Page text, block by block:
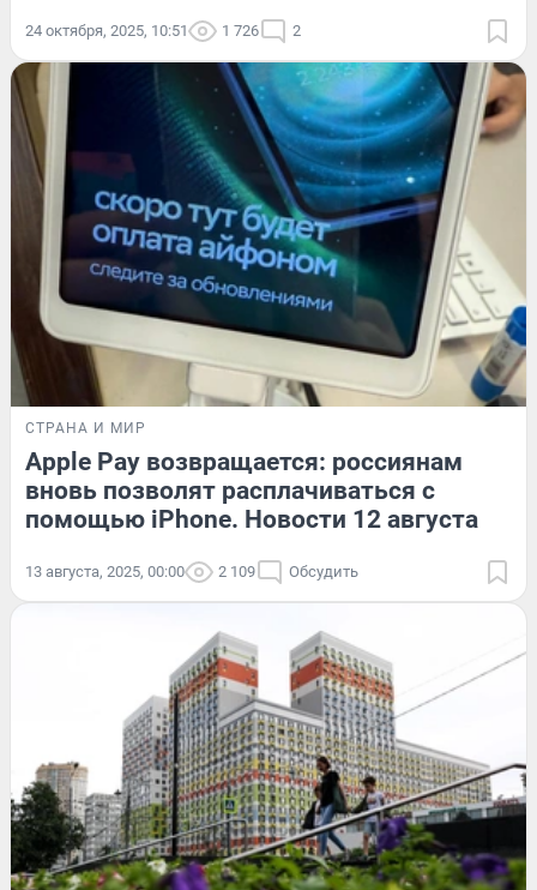
24 октября, 2025, 10:51 1 726 2
СТРАНА И МИР
Apple Pay возвращается: россиянам
вновь позволят расплачиваться с
помощью iPhone. Новости 12 августа
13 августа, 2025, 00:00 2 109 Обсудить